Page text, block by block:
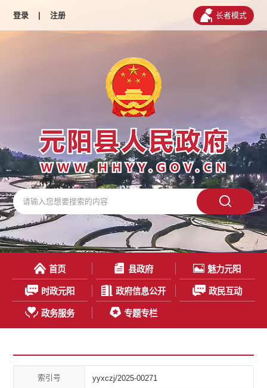
登录 | 注册 长者模式
首页 县政府 魅力元阳
时政元阳 政府信息公开 政民互动
政务服务 专题专栏
索引号 yyxczj/2025-00271